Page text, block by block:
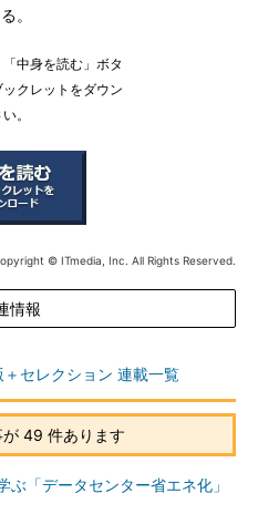
。
中身を読む」ボタ
クレットをダウン
。
© ITmedia, Inc. All Rights Reserved.
情報
セレクション 連載一覧
49 件あります
ぶ「データセンター省エネ化」